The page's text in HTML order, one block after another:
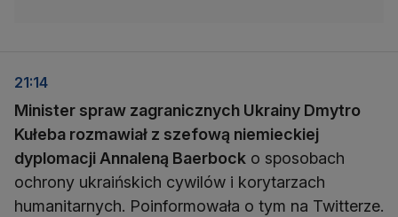
21:14
Minister spraw zagranicznych Ukrainy Dmytro
Kułeba rozmawiał z szefową niemieckiej
dyplomacji Annaleną Baerbock o sposobach
ochrony ukraińskich cywilów i korytarzach
humanitarnych. Poinformowała o tym na Twitterze.